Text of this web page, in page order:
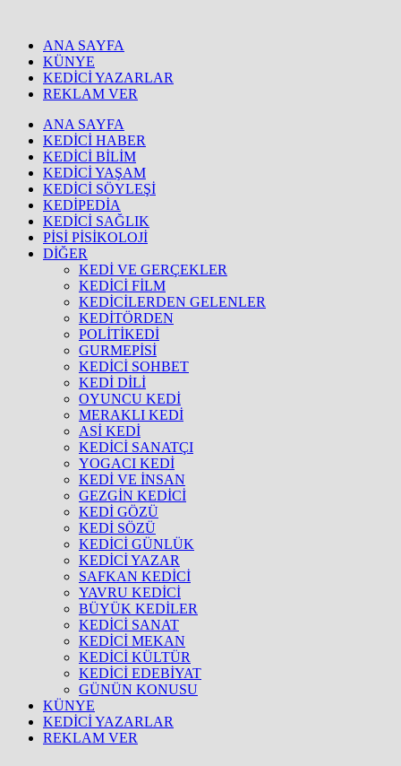
ANA SAYFA
KÜNYE
KEDİCİ YAZARLAR
REKLAM VER
ANA SAYFA
KEDİCİ HABER
KEDİCİ BİLİM
KEDİCİ YAŞAM
KEDİCİ SÖYLEŞİ
KEDİPEDİA
KEDİCİ SAĞLIK
PİSİ PİSİKOLOJİ
DİĞER
KEDİ VE GERÇEKLER
KEDİCİ FİLM
KEDİCİLERDEN GELENLER
KEDİTÖRDEN
POLİTİKEDİ
GURMEPİSİ
KEDİCİ SOHBET
KEDİ DİLİ
OYUNCU KEDİ
MERAKLI KEDİ
ASİ KEDİ
KEDİCİ SANATÇI
YOGACI KEDİ
KEDİ VE İNSAN
GEZGİN KEDİCİ
KEDİ GÖZÜ
KEDİ SÖZÜ
KEDİCİ GÜNLÜK
KEDİCİ YAZAR
SAFKAN KEDİCİ
YAVRU KEDİCİ
BÜYÜK KEDİLER
KEDİCİ SANAT
KEDİCİ MEKAN
KEDİCİ KÜLTÜR
KEDİCİ EDEBİYAT
GÜNÜN KONUSU
KÜNYE
KEDİCİ YAZARLAR
REKLAM VER